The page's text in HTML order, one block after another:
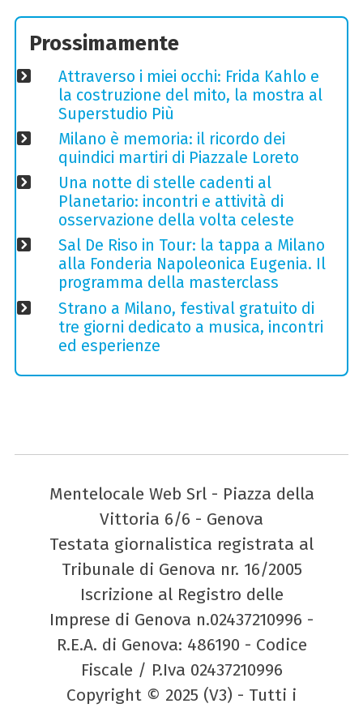
Prossimamente
Attraverso i miei occhi: Frida Kahlo e
la costruzione del mito, la mostra al
Superstudio Più
Milano è memoria: il ricordo dei
quindici martiri di Piazzale Loreto
Una notte di stelle cadenti al
Planetario: incontri e attività di
osservazione della volta celeste
Sal De Riso in Tour: la tappa a Milano
alla Fonderia Napoleonica Eugenia. Il
programma della masterclass
Strano a Milano, festival gratuito di
tre giorni dedicato a musica, incontri
ed esperienze
Mentelocale Web Srl - Piazza della
Vittoria 6/6 - Genova
Testata giornalistica registrata al
Tribunale di Genova nr. 16/2005
Iscrizione al Registro delle
Imprese di Genova n.02437210996 -
R.E.A. di Genova: 486190 - Codice
Fiscale / P.Iva 02437210996
Copyright © 2025 (V3) - Tutti i